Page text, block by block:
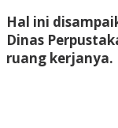
Hal ini
Dinas
ruang kerjanya.